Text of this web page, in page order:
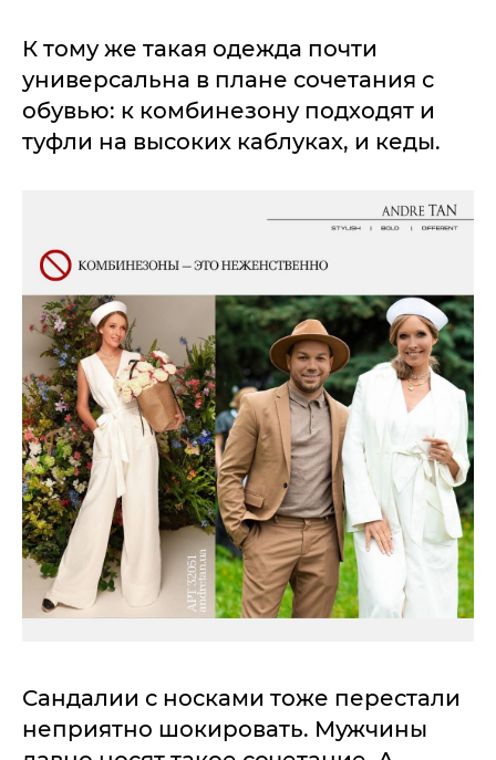
К тому же такая одежда почти
универсальна в плане сочетания с
обувью: к комбинезону подходят и
туфли на высоких каблуках, и кеды.
Сандалии с носками тоже перестали
неприятно шокировать. Мужчины